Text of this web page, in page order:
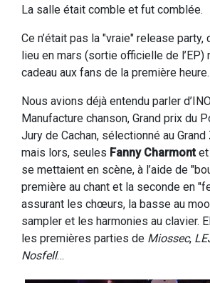
La salle était comble et fut comblée.
Ce n’était pas la "vraie" release party,
lieu en mars (sortie officielle de l’EP)
cadeau aux fans de la première heure.
Nous avions déjà entendu parler
Manufacture chanson, Grand prix du
Jury de Cachan, sélectionné au
mais lors, seules Fanny Charmontet
se mettaient en scène, à l’aide de
première au chant et la seconde en
assurant les chœurs, la basse au
sampler et les harmonies au clavier.
les premières parties de Miossec,
Nosfell…